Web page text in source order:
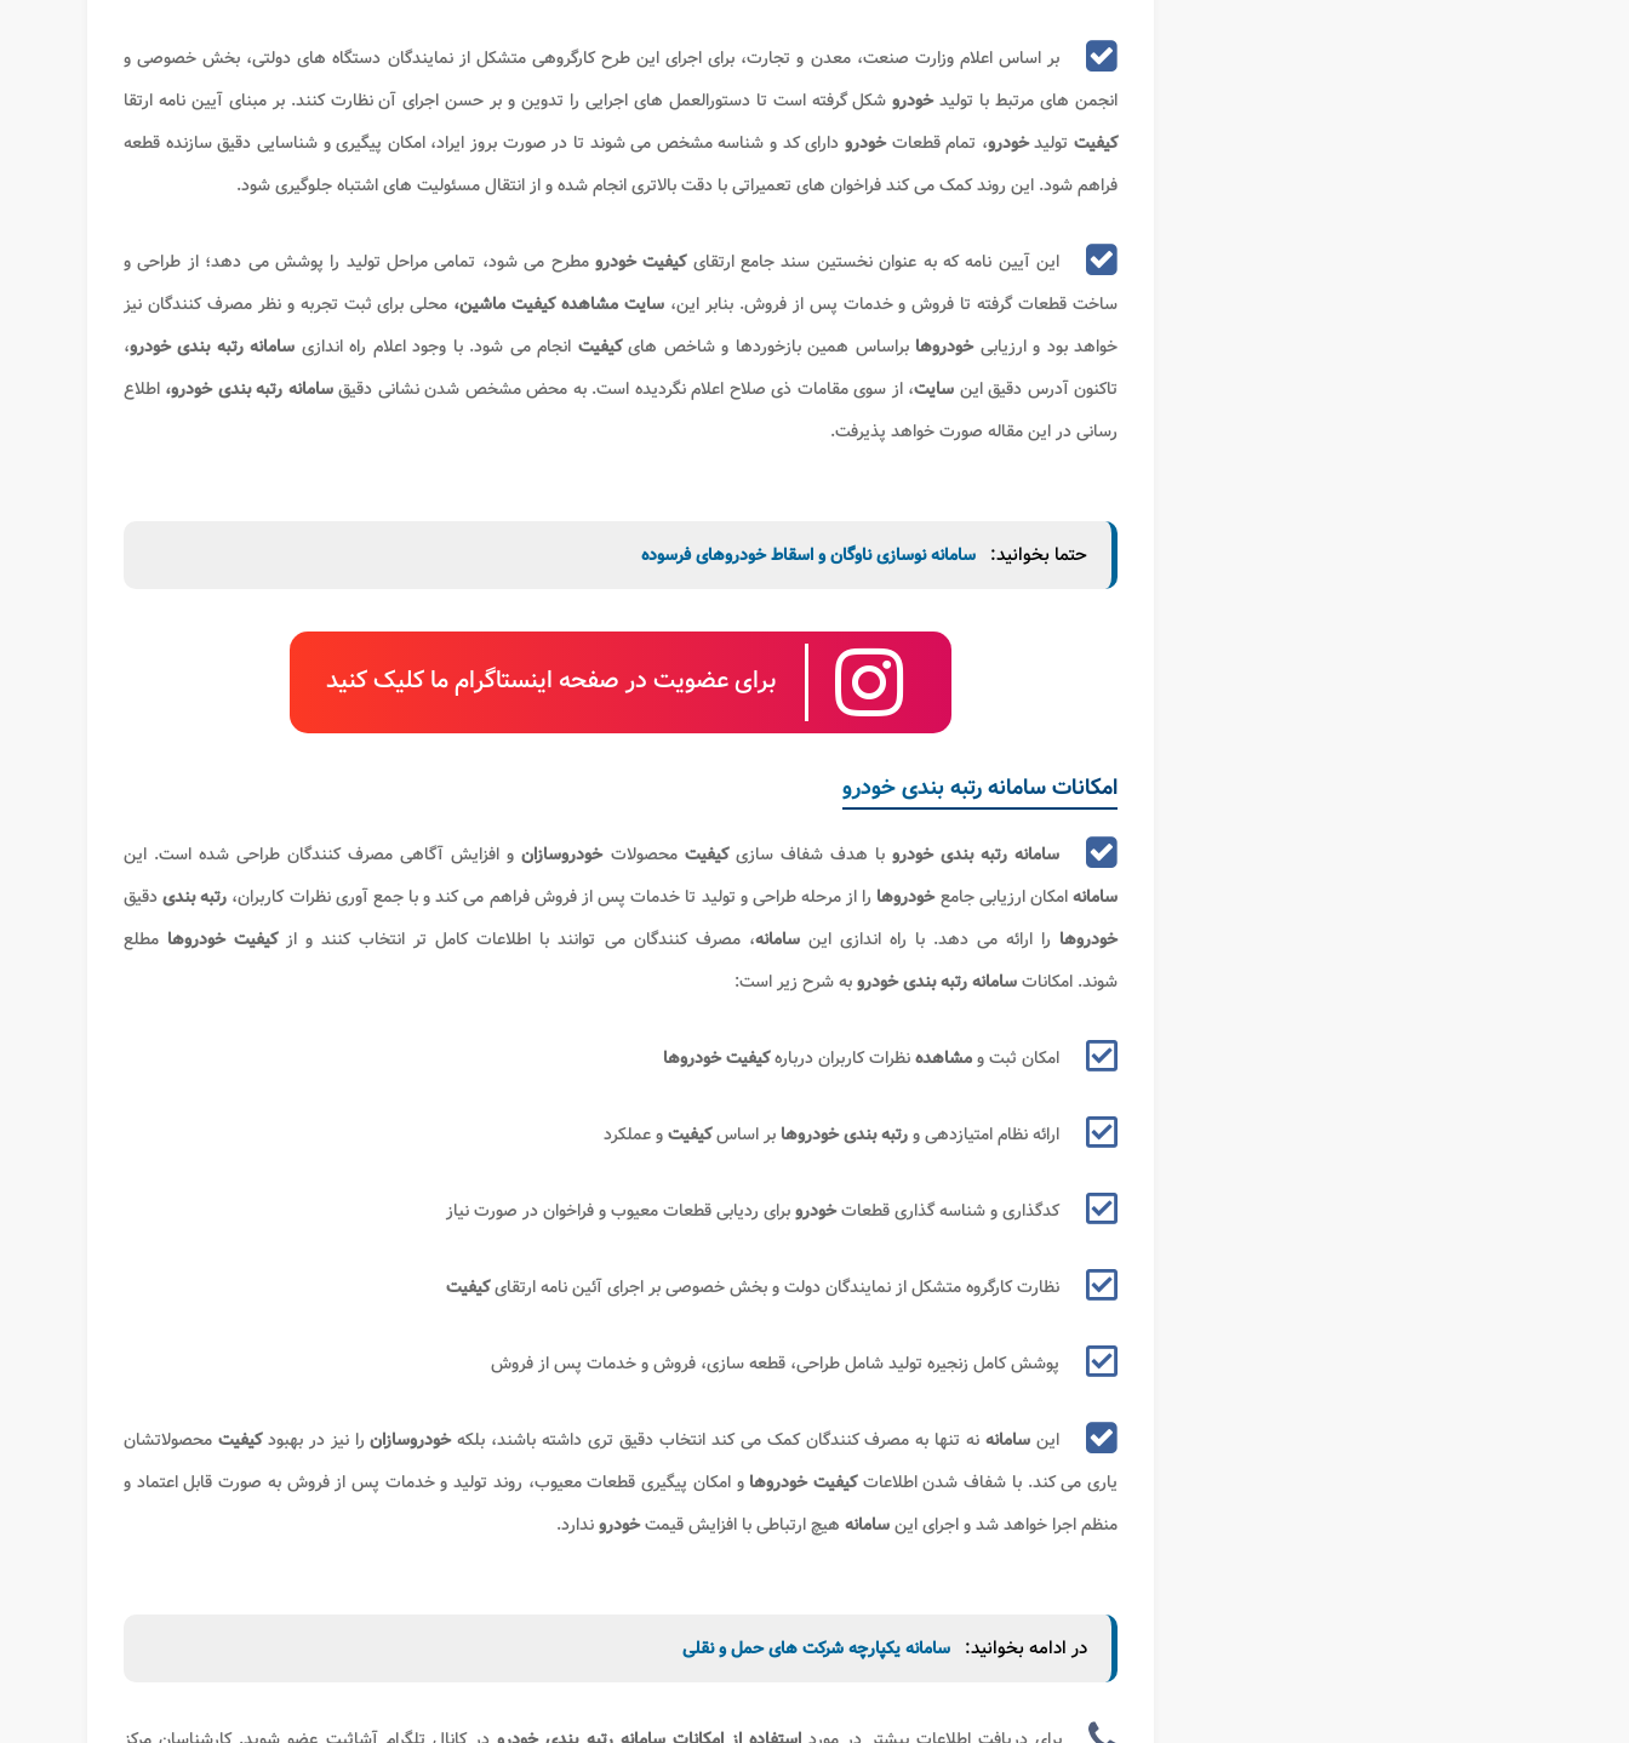
بر اساس اعلام وزارت صنعت، معدن و تجارت، برای اجرای این طرح کارگروهی متشکل از نمایندگان دستگاه های دولتی، بخش خصوصی و
انجمن های مرتبط با تولیدخودرو شکل گرفته است تا دستورالعمل های اجرایی را تدوین و بر حسن اجرای آن نظارت کنند. بر مبنای آیین‌ نامه ارتقا
کیفیت تولیدخودرو، تمام قطعاتخودرو دارای کد و شناسه مشخص می شوند تا در صورت بروز ایراد، امکان پیگیری و شناسایی دقیق سازنده قطعه
فراهم شود. این روند کمک می کند فراخوان های تعمیراتی با دقت بالاتری انجام شده و از انتقال مسئولیت های اشتباه جلوگیری شود.
این آیین نامه که به عنوان نخستین سند جامع ارتقایکیفیت خودرومطرح می شود، تمامی مراحل تولید را پوشش می دهد؛ از طراحی و
ساخت قطعات گرفته تا فروش و خدمات پس از فروش. بنابر این، سایت مشاهده کیفیت ماشین، محلی برای ثبت تجربه و نظر مصرف کنندگان نیز
خواهد بود و ارزیابیخودروهابراساس همین بازخوردها و شاخص هایکیفیت انجام می شود. با وجود اعلام راه اندازی سامانه رتبه بندی خودرو،
تاکنون آدرس دقیق این سایت، از سوی مقامات ذی صلاح اعلام نگردیده است. به محض مشخص شدن نشانی دقیقسامانه رتبه بندی خودرو، اطلاع
رسانی در این مقاله صورت خواهد پذیرفت.
حتما بخوانید: سامانه نوسازی ناوگان و اسقاط خودروهای فرسوده
برای عضویت در صفحه اینستاگرام ما کلیک کنید
امکانات سامانه رتبه بندی خودرو
سامانه رتبه بندی خودرو با هدف شفاف سازیکیفیتمحصولاتخودروسازان و افزایش آگاهی مصرف کنندگان طراحی شده است. این
سامانهامکان ارزیابی جامعخودروها را از مرحله طراحی و تولید تا خدمات پس از فروش فراهم می کند و با جمع آوری نظرات کاربران، رتبه بندیدقیق
خودروها را ارائه می دهد. با راه اندازی اینسامانه، مصرف کنندگان می توانند با اطلاعات کامل تر انتخاب کنند و ازکیفیت خودروها مطلع
شوند. امکاناتسامانه رتبه بندی خودروبه شرح زیر است:
امکان ثبت ومشاهدهنظرات کاربران دربارهکیفیتخودروها
ارائه نظام امتیازدهی ورتبه بندیخودروها بر اساسکیفیتو عملکرد
کدگذاری و شناسه گذاری قطعاتخودروبرای ردیابی قطعات معیوب و فراخوان در صورت نیاز
نظارت کارگروه متشکل از نمایندگان دولت و بخش خصوصی بر اجرای آئین نامه ارتقایکیفیت
پوشش کامل زنجیره تولید شامل طراحی، قطعه سازی، فروش و خدمات پس از فروش
این سامانه نه تنها به مصرف کنندگان کمک می کند انتخاب دقیق تری داشته باشند، بلکهخودروسازان را نیز در بهبودکیفیت محصولاتشان
یاری می کند. با شفاف شدن اطلاعاتکیفیت خودروهاو امکان پیگیری قطعات معیوب، روند تولید و خدمات پس از فروش به صورت قابل اعتماد و
منظم اجرا خواهد شد و اجرای اینسامانه هیچ ارتباطی با افزایش قیمتخودروندارد.
در ادامه بخوانید: سامانه یکپارچه شرکت های حمل و نقلی